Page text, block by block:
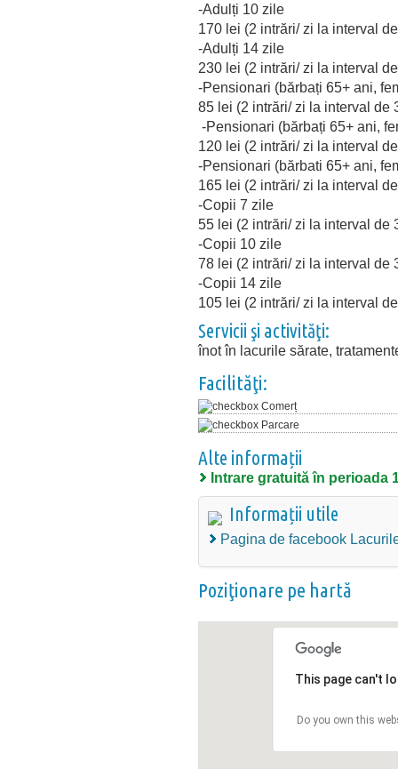
-Adulți 10 zile
170 lei (2 intrări/ zi la interval
-Adulți 14 zile
230 lei (2 intrări/ zi la interval
-Pensionari (bărbați 65+ ani,
85 lei (2 intrări/ zi la interval de
-Pensionari (bărbați 65+ ani,
120 lei (2 intrări/ zi la interval
-Pensionari (bărbati 65+ ani,
165 lei (2 intrări/ zi la interval
-Copii 7 zile
55 lei (2 intrări/ zi la interval de
-Copii 10 zile
78 lei (2 intrări/ zi la interval de
-Copii 14 zile
105 lei (2 intrări/ zi la interval
Servicii şi activităţi:
înot în lacurile sărate,
Facilităţi:
Comerț
Parcare
Alte informații
Intrare gratuită în perioada
Informații utile
Pagina de facebook
Poziţionare pe hartă
This page can't
Do you own this